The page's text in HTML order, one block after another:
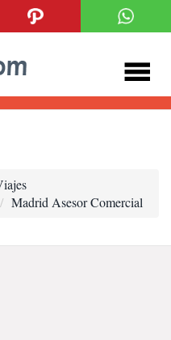
Madrid Asesor Comercial